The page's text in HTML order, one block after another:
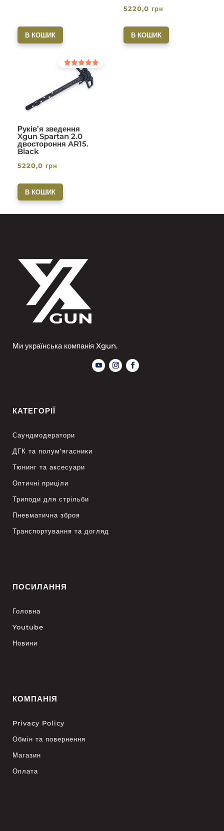
В КОШИК
5220,0 грн
В КОШИК
Руків’я зведення
Xgun Spartan 2.0
двостороння AR15.
Black
Оцінено в
з 5
5220,0 грн
В КОШИК
Ми українська компанія Xgun.
КАТЕГОРІЇ
Саундмодератори
ДГК та полум’ягасники
Тюнинг та аксесуари
Оптичні приціли
Триподи для стрільби
Пневматична зброя
Транспортування та догляд
ПОСИЛАННЯ
Головна
Youtube
Новини
КОМПАНІЯ
Privacy Policy
Обмін та повернення
Магазин
Оплата